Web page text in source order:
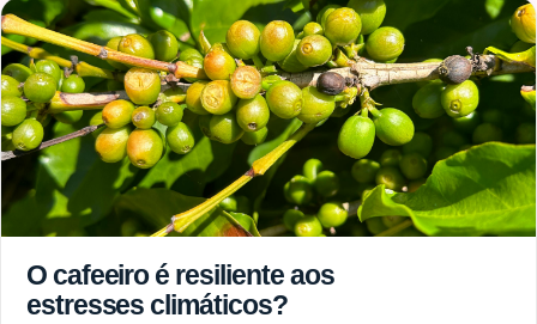
O cafeeiro é resiliente aos
estresses climáticos?